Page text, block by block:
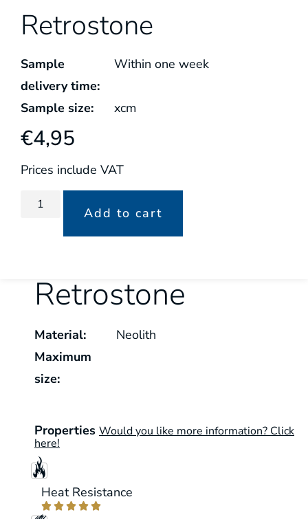
Retrostone
Sample
delivery time:
Within one week
Sample size: xcm
€4,95
Prices include VAT
Add to cart
Retrostone
Material:
Neolith
Maximum
size:
Properties Would you like more information? Click
here!
Heat Resistance
    